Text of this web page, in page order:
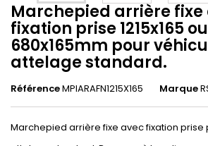
Marchepied arrière fixe
fixation prise 1215x165 ou
680x165mm pour
attelage standard.
RéférenceMPIARAFN1215X165 Marque
Marchepied arrière fixe avec fixation